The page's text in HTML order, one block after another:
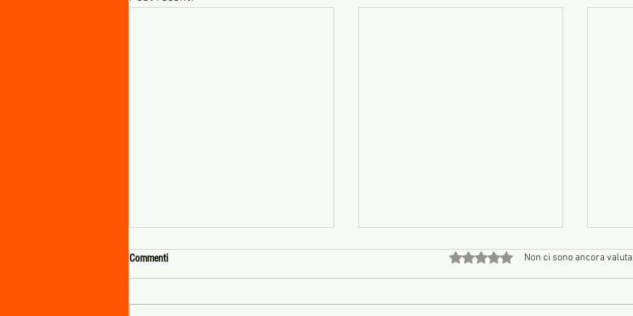
Commenti Valutazione 0 stelle su 5.
Non ci sono ancora